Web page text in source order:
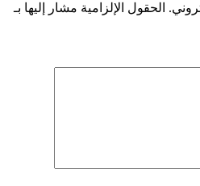
الحقول الإلزامية مشار إليها بـ